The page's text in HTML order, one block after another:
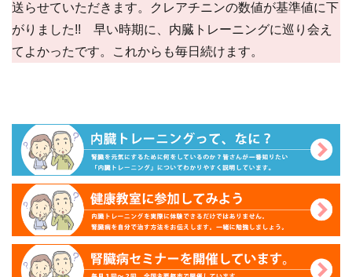
送らせていただきます。クレアチニンの数値が基準値に下
がりました!! 早い時期に、内臓トレーニングに巡り会え
てよかったです。これからも毎日続けます。